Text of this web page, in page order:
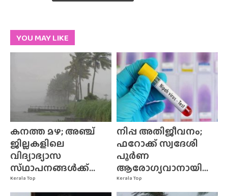
YOU MAY LIKE
Kerala Top
കനത്ത മഴ; അഞ്ച്
ജില്ലകളിലെ
വിദ്യാഭ്യാസ
സ്‌ഥാപനങ്ങൾക്ക്‌...
Kerala Top
നിപ്പ അതിജീവനം;
ഫറോക്ക് സ്വദേശി
പൂർണ
ആരോഗ്യവാനായി...